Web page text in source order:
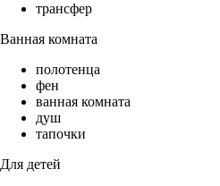
трансфер
Ванная комната
полотенца
фен
ванная комната
душ
тапочки
Для детей